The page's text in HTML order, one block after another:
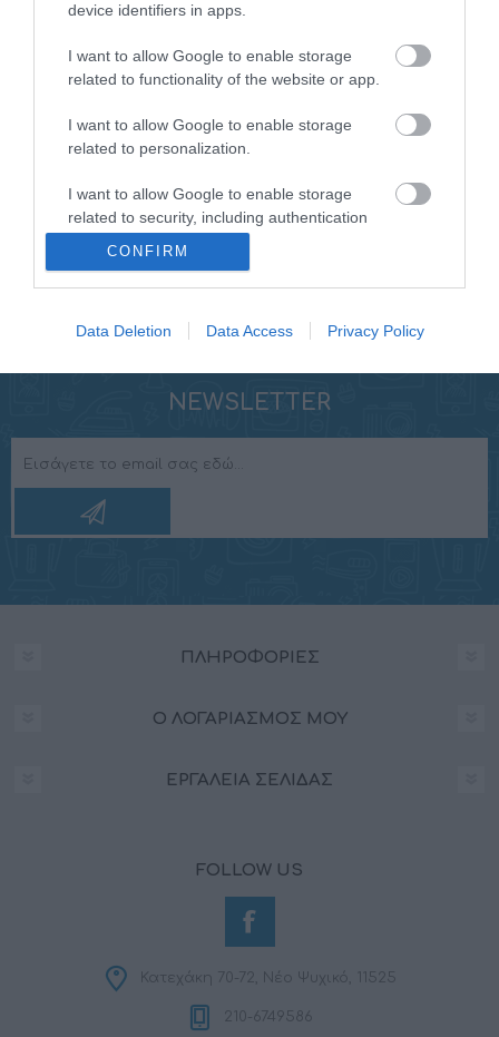
device identifiers in apps.
I want to allow Google to enable storage
related to functionality of the website or app.
I want to allow Google to enable storage
related to personalization.
I want to allow Google to enable storage
related to security, including authentication
functionality and fraud prevention, and other
CONFIRM
Data Deletion Data Access Privacy Policy
Hertz, τα ομοαξονικά ηχεία αυτοκινήτου DCX 130.3
σχεδιάστηκαν με μεγάλη προσοχή για να παρέχουν
γραμμική απόκριση συχνότητας και να εξασφαλίζουν
μεγάφωνο tweeter PEI, ενσωματωμένο crossover,
περίβλημα TPU (από θερμοπλαστική πολυουρεθάνη)
σχέση μεταξύ ευκολίας εγκατάστασης και ήχου με
δυναμικές και συναισθηματικές επιπτώσεις.
NEWSLETTER
ΠΛΗΡΟΦΟΡΊΕΣ
Ο ΛΟΓΑΡΙΑΣΜΌΣ ΜΟΥ
ΕΡΓΑΛΕΊΑ ΣΕΛΊΔΑΣ
FOLLOW US
Κατεχάκη 70-72, Νέο Ψυχικό, 11525
210-6749586